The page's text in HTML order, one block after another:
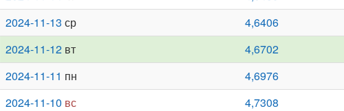
2024-11-13 ср 4,6406
2024-11-12 вт 4,6702
2024-11-11 пн 4,6976
2024-11-10 вс 4,7308